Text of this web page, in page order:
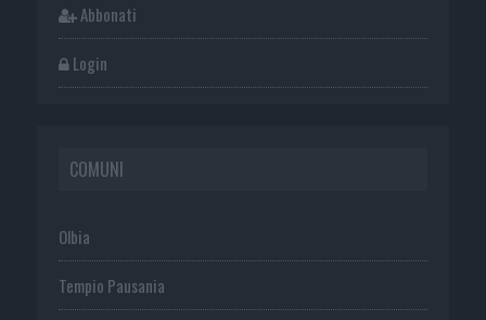
Abbonati
Login
COMUNI
Olbia
Tempio Pausania